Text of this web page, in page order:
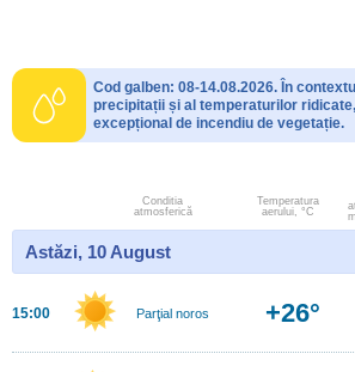
Cod galben: 08-14.08.2026. În
precipitații și al temperaturilor
excepțional de incendiu de vegetație.
Conditia
atmosferică
Temperatura
aerului, °C
Astăzi, 10 August
15:00 Parţial noros +26°